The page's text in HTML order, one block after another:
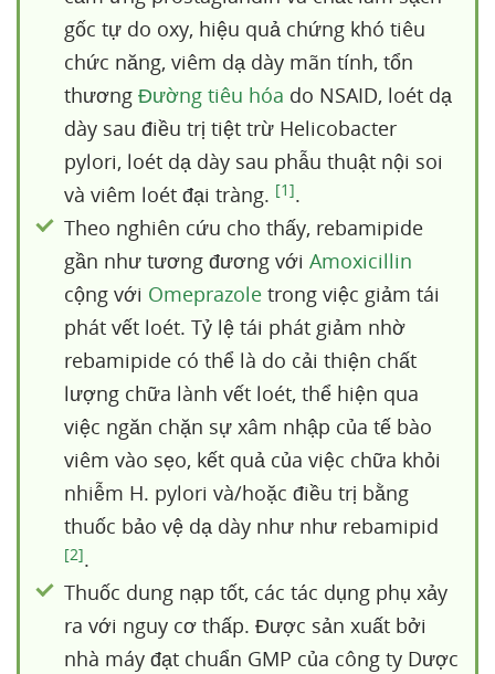
gốc tự do oxy, hiệu quả chứng khó tiêu
chức năng, viêm dạ dày mãn tính, tổn
thương Đường tiêu hóa do NSAID, loét dạ
dày sau điều trị tiệt trừ Helicobacter
pylori, loét dạ dày sau phẫu thuật nội soi
và viêm loét đại tràng. [1].
Theo nghiên cứu cho thấy, rebamipide
gần như tương đương với Amoxicillin
cộng với Omeprazole trong việc giảm tái
phát vết loét. Tỷ lệ tái phát giảm nhờ
rebamipide có thể là do cải thiện chất
lượng chữa lành vết loét, thể hiện qua
việc ngăn chặn sự xâm nhập của tế bào
viêm vào sẹo, kết quả của việc chữa khỏi
nhiễm H. pylori và/hoặc điều trị bằng
thuốc bảo vệ dạ dày như như rebamipid
[2].
Thuốc dung nạp tốt, các tác dụng phụ xảy
ra với nguy cơ thấp. Được sản xuất bởi
nhà máy đạt chuẩn GMP của công ty Dược